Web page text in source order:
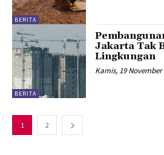
BERITA
BERITA
Jakarta Tak
Lingkungan
Kamis, 19 November
1 2